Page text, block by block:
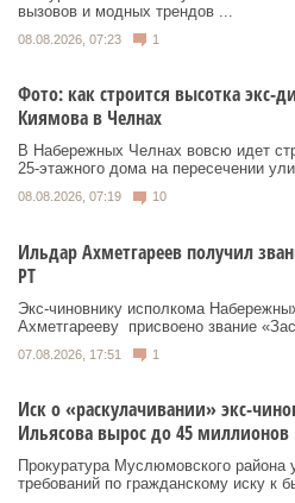
вызовов и модных трендов ...
08.08.2026, 07:23 1
Фото: как строится высотка экс-
Киямова в Челнах
В Набережных Челнах вовсю идет
25‑этажного дома на пересечении
08.08.2026, 07:19 10
Ильдар Ахметгареев получил
РТ
Экс‑чиновнику исполкома
Ахметгарееву присвоено звание
07.08.2026, 17:51 1
Иск о «раскулачивании» экс-
Ильясова вырос до 45 миллионов
Прокуратура Муслюмовского района
требований по гражданскому иску к